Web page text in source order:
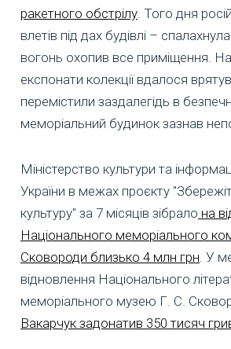
ракетного обстрілу . Того дня
влетів під дах будівлі –
вогонь охопив все приміщення.
експонати колекції вдалося
перемістили заздалегідь в
меморіальний будинок зазнав
Міністерство культури та
України в межах проєкту
культуру" за 7 місяців зібрало на
Національного меморіального
Сковороди близько 4 млн грн . У
відновлення Національного
меморіального музею Г. С.
Вакарчук задонатив 350 тисяч